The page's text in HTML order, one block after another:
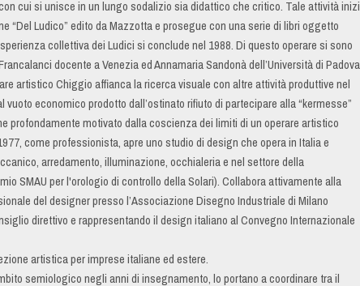
cui si unisce in un lungo sodalizio sia didattico che critico. Tale attività
“Del Ludico” edito da Mazzotta e prosegue con una serie di libri oggetto
collettiva dei Ludici si conclude nel 1988. Di questo operare si sono
docente a Venezia ed Annamaria Sandonà dell’Università di
artistico Chiggio affianca la ricerca visuale con altre attività produttive nel
economico prodotto dall’ostinato rifiuto di partecipare alla “kermesse”
profondamente motivato dalla coscienza dei limiti di un operare artistico
come professionista, apre uno studio di design che opera in Italia e
arredamento, illuminazione, occhialeria e nel settore della
SMAU per l'orologio di controllo della Solari). Collabora attivamente alla
del designer presso l’Associazione Disegno Industriale di Milano
direttivo e rappresentando il design italiano al Convegno Internazionale
artistica per imprese italiane ed estere.
semiologico negli anni di insegnamento, lo portano a coordinare tra il